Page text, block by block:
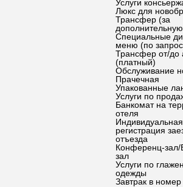
Услуги
Люкс для
Трансфер (за
Специальные
меню (по
Трансфер от/до
(платный)
Обслуживание
Прачечная
Упакованные
Услуги по
Банкомат на
отеля
Индивидуальная
регистрация
отъезда
Конференц-зал/
зал
Услуги по
одежды
Завтрак в номер